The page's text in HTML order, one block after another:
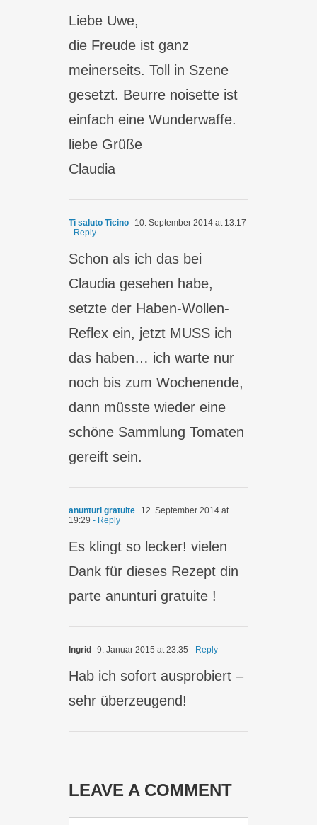
Liebe Uwe,
die Freude ist ganz
meinerseits. Toll in Szene
gesetzt. Beurre noisette ist
einfach eine Wunderwaffe.
liebe Grüße
Claudia
Ti saluto Ticino
10. September 2014 at 13:17
- Reply
Schon als ich das bei
Claudia gesehen habe,
setzte der Haben-Wollen-
Reflex ein, jetzt MUSS ich
das haben… ich warte nur
noch bis zum Wochenende,
dann müsste wieder eine
schöne Sammlung Tomaten
gereift sein.
anunturi gratuite
12. September 2014 at
19:29 - Reply
Es klingt so lecker! vielen
Dank für dieses Rezept din
parte anunturi gratuite !
Ingrid 9. Januar 2015 at 23:35 - Reply
Hab ich sofort ausprobiert –
sehr überzeugend!
LEAVE A COMMENT